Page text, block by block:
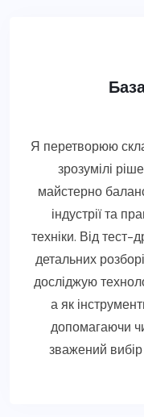
Я перетворюю
зрозумілі
майстерно
індустрії та
техніки. Від тест-
детальних
досліджую
а як
допомагаючи
зважений